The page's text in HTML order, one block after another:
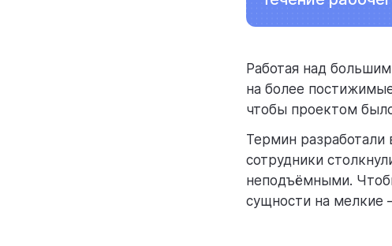
Работая над
на более
чтобы проектом
Термин
сотрудники
неподъёмными.
сущности на мелкие